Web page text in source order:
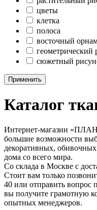
цветы
клетка
полоса
восточный
геометрический
сюжетный
Применить
Каталог
Интернет-магазин
большие возможности
декоративных,
дома со всего мира.
Со склада в Москве с
Стоит вам только
40 или отправить вопрос
вы получите грамотную
опытных менеджеров.